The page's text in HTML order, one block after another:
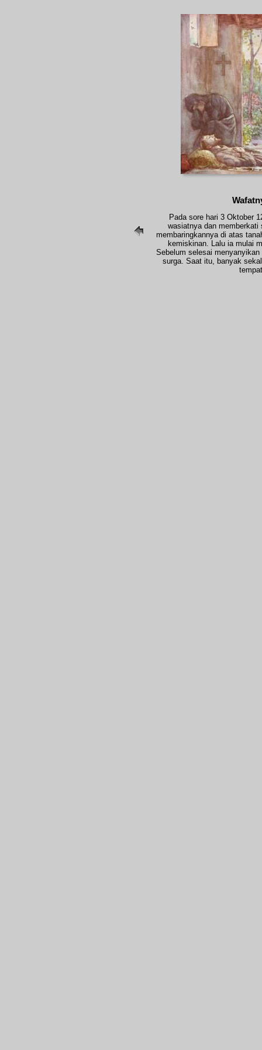
Pada sore hari 3 Oktober
wasiatnya dan
membaringkannya di atas
kemiskinan. Lalu ia mulai
Sebelum selesai
surga. Saat itu, banyak